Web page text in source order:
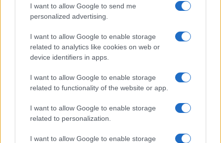
I want to allow Google to send me
personalized advertising.
I want to allow Google to enable storage
related to analytics like cookies on web or
device identifiers in apps.
I want to allow Google to enable storage
related to functionality of the website or app.
I want to allow Google to enable storage
related to personalization.
I want to allow Google to enable storage